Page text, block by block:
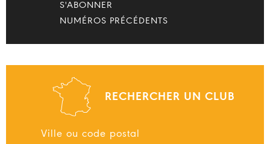
S'ABONNER
NUMÉROS PRÉCÉDENTS
RECHERCHER UN CLUB